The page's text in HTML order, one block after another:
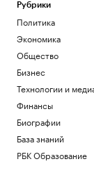
Рубрики
Политика
Экономика
Общество
Бизнес
Технологии и
Финансы
Биографии
База знаний
РБК Образование